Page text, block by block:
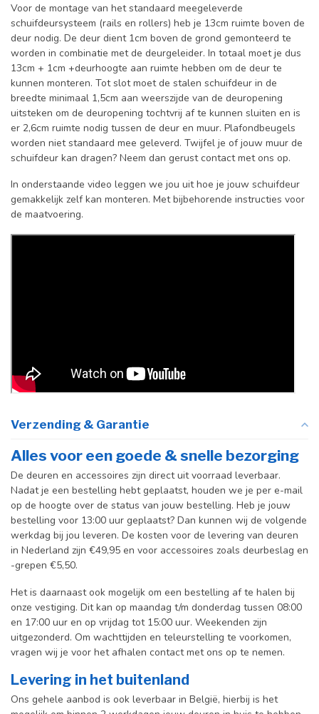
Voor de montage van het standaard meegeleverde
schuifdeursysteem (rails en rollers) heb je 13cm ruimte boven de
deur nodig. De deur dient 1cm boven de grond gemonteerd te
worden in combinatie met de deurgeleider. In totaal moet je dus
13cm + 1cm +deurhoogte aan ruimte hebben om de deur te
kunnen monteren. Tot slot moet de stalen schuifdeur in de
breedte minimaal 1,5cm aan weerszijde van de deuropening
uitsteken om de deuropening tochtvrij af te kunnen sluiten en is
er 2,6cm ruimte nodig tussen de deur en muur. Plafondbeugels
worden niet standaard mee geleverd. Twijfel je of jouw muur de
schuifdeur kan dragen? Neem dan gerust contact met ons op.
In onderstaande video leggen we jou uit hoe je jouw schuifdeur
gemakkelijk zelf kan monteren. Met bijbehorende instructies voor
de maatvoering.
Verzending & Garantie
Alles voor een goede & snelle bezorging
De deuren en accessoires zijn direct uit voorraad leverbaar.
Nadat je een bestelling hebt geplaatst, houden we je per e-mail
op de hoogte over de status van jouw bestelling. Heb je jouw
bestelling voor 13:00 uur geplaatst? Dan kunnen wij de volgende
werkdag bij jou leveren. De kosten voor de levering van deuren
in Nederland zijn €49,95 en voor accessoires zoals deurbeslag en
-grepen €5,50.
Het is daarnaast ook mogelijk om een bestelling af te halen bij
onze vestiging. Dit kan op maandag t/m donderdag tussen 08:00
en 17:00 uur en op vrijdag tot 15:00 uur. Weekenden zijn
uitgezonderd. Om wachttijden en teleurstelling te voorkomen,
vragen wij je voor het afhalen contact met ons op te nemen.
Levering in het buitenland
Ons gehele aanbod is ook leverbaar in België, hierbij is het